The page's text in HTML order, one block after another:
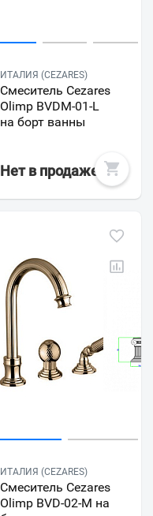
ИТАЛИЯ (CEZARES)
Смеситель Cezares
Olimp BVDM-01-L
на борт ванны
Нет в продаже
ИТАЛИЯ (CEZARES)
Смеситель Cezares
Olimp BVD-02-M на